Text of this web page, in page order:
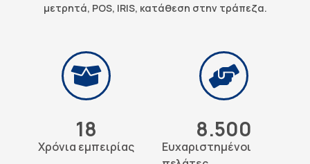
μετρητά, POS, IRIS, κατάθεση στην τράπεζα.
Χρόνια εμπειρίας
18
Ευχαριστημένοι
8.500